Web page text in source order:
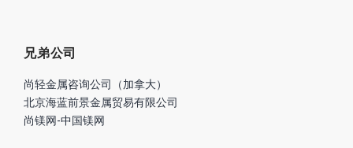
兄弟公司
尚轻金属咨询公司（加拿大）
北京海蓝前景金属贸易有限公司
尚镁网-中国镁网